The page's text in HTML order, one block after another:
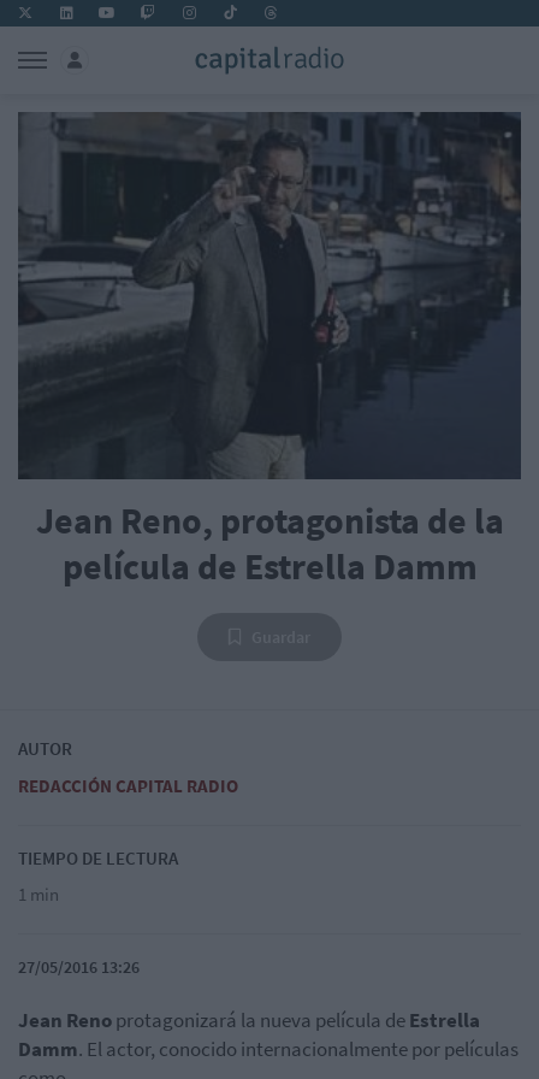
Jean Reno, protagonista de la
película de Estrella Damm
AUTOR
REDACCIÓN CAPITAL RADIO
TIEMPO DE LECTURA
1 min
27/05/2016 13:26
Jean Renoprotagonizará la nueva película deEstrella
Damm. El actor, conocido internacionalmente por películas